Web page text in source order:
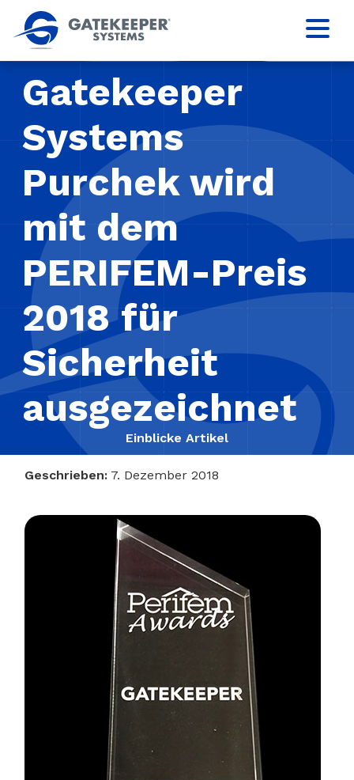
Gatekeeper
Systems
Purchek wird
mit dem
PERIFEM-Preis
2018 für
Sicherheit
ausgezeichnet
Einblicke Artikel
Geschrieben: 7. Dezember 2018